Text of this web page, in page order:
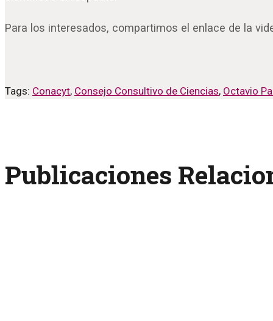
Para los interesados, compartimos el enlace de la
Tags: Conacyt, Consejo Consultivo de Ciencias, Octavio
Publicaciones